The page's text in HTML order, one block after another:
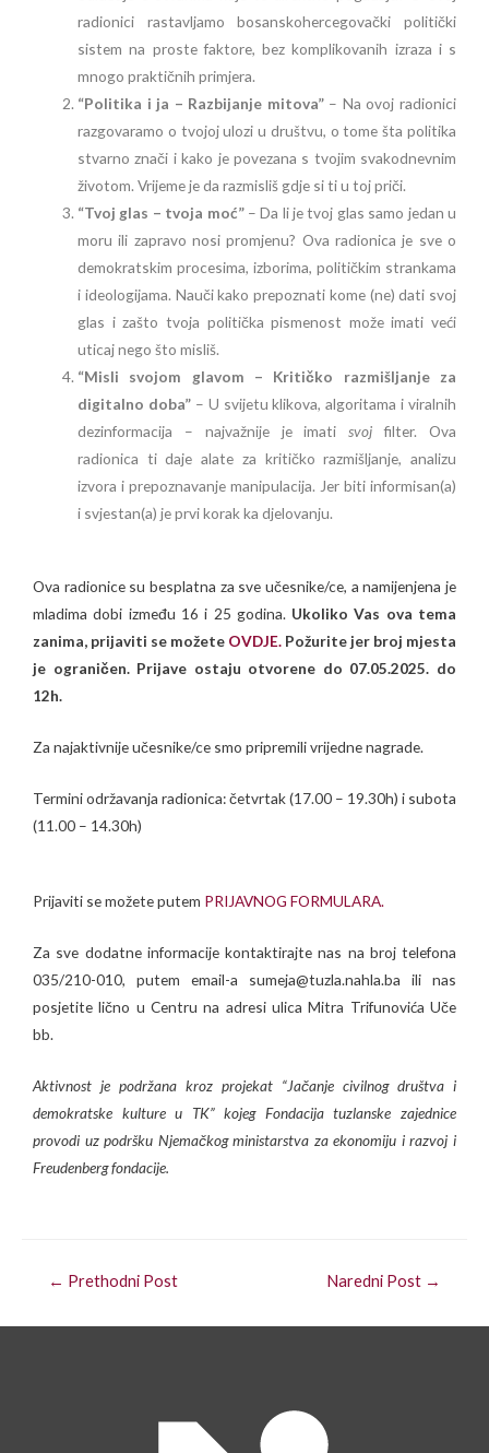
radionici rastavljamo bosanskohercegovački politički
sistem na proste faktore, bez komplikovanih izraza i s
mnogo praktičnih primjera.
“Politika i ja – Razbijanje mitova”– Na ovoj radionici
razgovaramo o tvojoj ulozi u društvu, o tome šta politika
stvarno znači i kako je povezana s tvojim svakodnevnim
životom. Vrijeme je da razmisliš gdje si ti u toj priči.
“Tvoj glas – tvoja moć”– Da li je tvoj glas samo jedan u
moru ili zapravo nosi promjenu? Ova radionica je sve o
demokratskim procesima, izborima, političkim strankama
i ideologijama. Nauči kako prepoznati kome (ne) dati svoj
glas i zašto tvoja politička pismenost može imati veći
uticaj nego što misliš.
“Misli svojom glavom – Kritičko razmišljanje za
digitalno doba”– U svijetu klikova, algoritama i viralnih
dezinformacija – najvažnije je imatisvoj filter. Ova
radionica ti daje alate za kritičko razmišljanje, analizu
izvora i prepoznavanje manipulacija. Jer biti informisan(a)
i svjestan(a) je prvi korak ka djelovanju.
Ova radionice su besplatna za sve učesnike/ce, a namijenjena je
mladima dobi između 16 i 25 godina. Ukoliko Vas ova tema
zanima, prijaviti se možete OVDJE. Požurite jer broj mjesta
je ograničen. Prijave ostaju otvorene do 07.05.2025. do
12h.
Za najaktivnije učesnike/ce smo pripremili vrijedne nagrade.
Termini održavanja radionica: četvrtak (17.00 – 19.30h) i subota
(11.00 – 14.30h)
Prijaviti se možete putem PRIJAVNOG FORMULARA.
Za sve dodatne informacije kontaktirajte nas na broj telefona
035/210-010, putem email-a sumeja@tuzla.nahla.ba ili nas
posjetite lično u Centru na adresi ulica Mitra Trifunovića Uče
bb.
Aktivnost je podržana kroz projekat “Jačanje civilnog društva i
demokratske kulture u TK” kojeg Fondacija tuzlanske zajednice
provodi uz podršku Njemačkog ministarstva za ekonomiju i razvoj i
Freudenberg fondacije.
← Prethodni Post Naredni Post →